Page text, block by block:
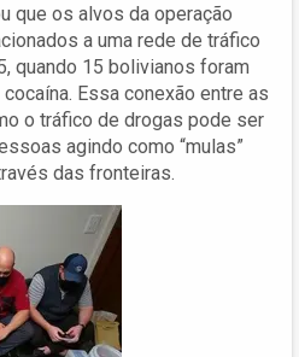
que os alvos da operação
a uma rede de tráfico
quando 15 bolivianos foram
Essa conexão entre as
o tráfico de drogas pode ser
agindo como “mulas”
das fronteiras.